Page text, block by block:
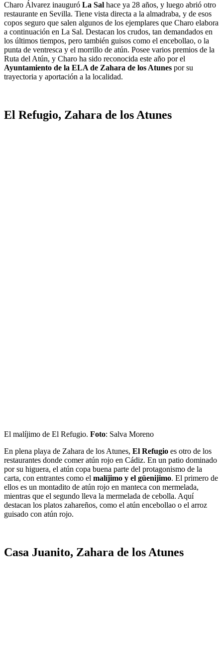
Charo Álvarez inauguró La Sal hace ya 28 años, y luego abrió otro
restaurante en Sevilla. Tiene vista directa a la almadraba, y de esos
copos seguro que salen algunos de los ejemplares que Charo elabora
a continuación en La Sal. Destacan los crudos, tan demandados en
los últimos tiempos, pero también guisos como el encebollao, o la
punta de ventresca y el morrillo de atún. Posee varios premios de la
Ruta del Atún, y Charo ha sido reconocida este año por el
Ayuntamiento de la ELA de Zahara de los Atunes por su
trayectoria y aportación a la localidad.
El Refugio, Zahara de los Atunes
El malíjimo de El Refugio. Foto: Salva Moreno
En plena playa de Zahara de los Atunes, El Refugio es otro de los
restaurantes donde comer atún rojo en Cádiz. En un patio dominado
por su higuera, el atún copa buena parte del protagonismo de la
carta, con entrantes como el malíjimo y el güenijimo. El primero de
ellos es un montadito de atún rojo en manteca con mermelada,
mientras que el segundo lleva la mermelada de cebolla. Aquí
destacan los platos zahareños, como el atún encebollao o el arroz
guisado con atún rojo.
Casa Juanito, Zahara de los Atunes